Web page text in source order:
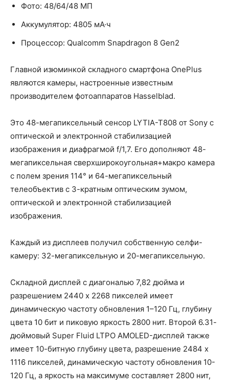
Фото: 48/64/48 МП
Аккумулятор: 4805 мА·ч
Процессор: Qualcomm Snapdragon 8 Gen2
Главной изюминкой складного смартфона OnePlus
являются камеры, настроенные известным
производителем фотоаппаратов Hasselblad.
Это 48-мегапиксельный сенсор LYTIA-T808 от Sony с
оптической и электронной стабилизацией
изображения и диафрагмой f/1,7. Его дополняют 48-
мегапиксельная сверхширокоугольная+макро камера
с полем зрения 114° и 64-мегапиксельный
телеобъектив с 3-кратным оптическим зумом,
оптической и электронной стабилизацией
изображения.
Каждый из дисплеев получил собственную селфи-
камеру: 32-мегапиксельную и 20-мегапиксельную.
Складной дисплей с диагональю 7,82 дюйма и
разрешением 2440 x 2268 пикселей имеет
динамическую частоту обновления 1–120 Гц, глубину
цвета 10 бит и пиковую яркость 2800 нит. Второй 6.31-
дюймовый Super Fluid LTPO AMOLED-дисплей также
имеет 10-битную глубину цвета, разрешение 2484 x
1116 пикселей, динамическую частоту обновления 10-
120 Гц, а яркость на максимуме составляет 2800 нит,